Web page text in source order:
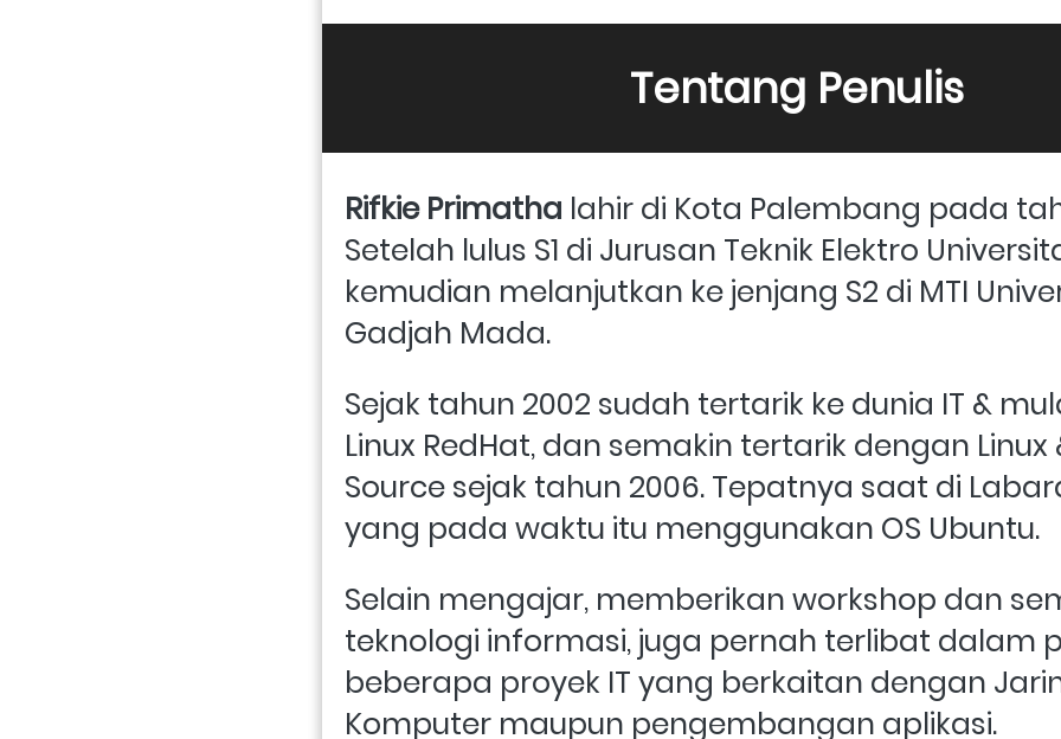
Tentang Penulis
Rifkie Primatha lahir di Kota Palembang pada
Setelah lulus S1 di Jurusan Teknik Elektro
kemudian melanjutkan ke jenjang S2 di MTI
Gadjah Mada.
Sejak tahun 2002 sudah tertarik ke dunia IT &
Linux RedHat, dan semakin tertarik dengan Linux
Source sejak tahun 2006. Tepatnya saat di
yang pada waktu itu menggunakan OS Ubuntu.
Selain mengajar, memberikan workshop dan
teknologi informasi, juga pernah terlibat dalam
beberapa proyek IT yang berkaitan dengan
Komputer maupun pengembangan aplikasi.